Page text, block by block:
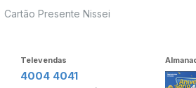
Cartão Presente Nissei
Televendas
4004 4041